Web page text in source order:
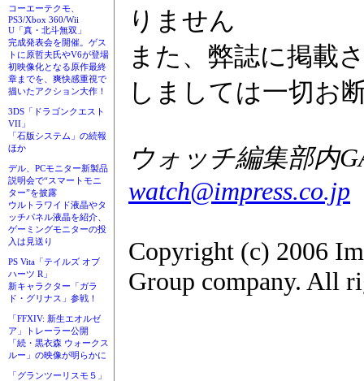
コーエーテクモ、
PS3/Xbox 360/Wii
U「真・北斗無双」
完成発表会を開催。ゲス
トに原哲夫氏やV6が登場
初映像化となる原作最終
章までを、爽快感重視で
描いたアクション大作！
3DS「ドラゴンクエスト
VII」
「石版システム」の続報
ほか
デル、PCモニター新製品
説明会で“スマートモニ
ター”を披露
ウルトラワイド液晶やタ
ッチパネル液晶を紹介、
ゲーミングモニターの投
入は見送り
PS Vita「テイルズ オブ
ハーツ R」
新キャラクター「ガラ
ド・グリナス」参戦！
「FFXIV: 新生エオルゼ
ア」トレーラー公開
「続・黒衣森 ウォークス
ルー」の映像が明らかに
「グランツーリスモ５」
りません
また、弊誌に掲載
しましては一切お
ウォッチ編集部内
watch@impress.co.jp
Copyright (c) 2006
Group company. All